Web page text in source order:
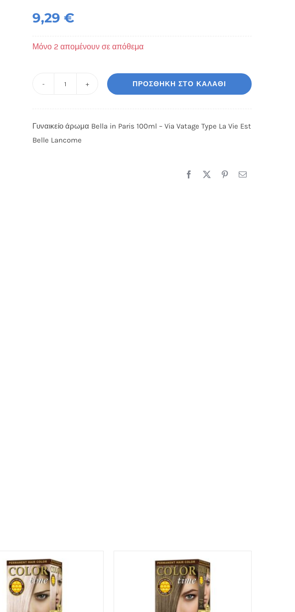
9,29€
Μόνο 2 απομένουν σε απόθεμα
in
Paris
ΠΡΟΣΘΉΚΗ ΣΤΟ ΚΑΛΆΘΙ
Γυναικείο άρωμα Bella in Paris 100ml – Via Vatage Type La Vie Est
Belle Lancome